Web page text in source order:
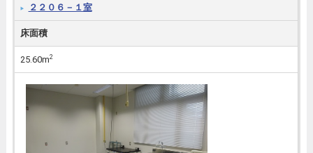
２２０６－１室
床面積
25.60m2